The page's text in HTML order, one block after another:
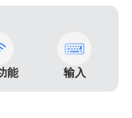
能 输入